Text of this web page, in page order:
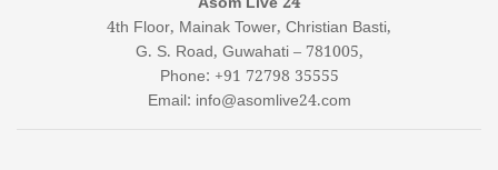
4th Floor, Mainak Tower, Christian Basti,
G. S. Road, Guwahati – 781005,
Phone: +91 72798 35555
Email: info@asomlive24.com